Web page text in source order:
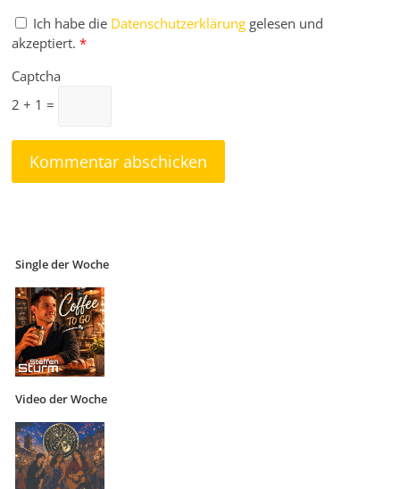
Ich habe die Datenschutzerklärung gelesen und
akzeptiert. *
Captcha
2 + 1 =
Single der Woche
Video der Woche